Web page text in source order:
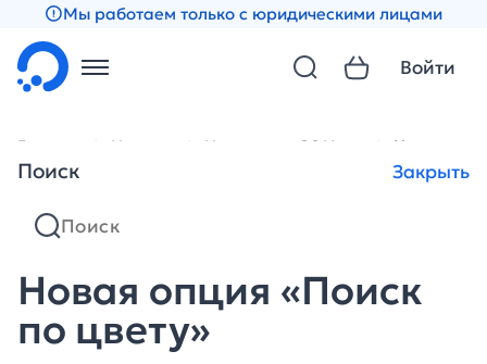
Мы работаем только с юридическими лицами
Поиск Закрыть
Войти
Главная Новости Новости за 2011 год Новая
Новая опция «Поиск
по цвету»